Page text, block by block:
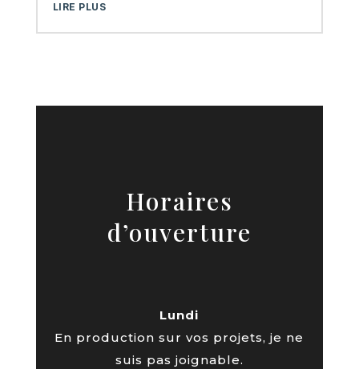
LIRE PLUS
Horaires
d’ouverture
Lundi
En production sur vos projets, je ne
suis pas joignable.